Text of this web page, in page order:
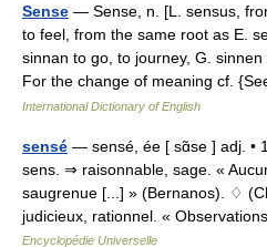
Sense — Sense, n. [L. sensus,
to feel, from the same root as E.
sinnan to go, to journey, G.
For the change of meaning cf.
International Dictionary of English
sensé — sensé, ée [ sɑ̃se ] adj. •
sens. ⇒ raisonnable, sage. «
saugrenue [...] » (Bernanos). ♢
judicieux, rationnel. «
Encyclopédie Universelle